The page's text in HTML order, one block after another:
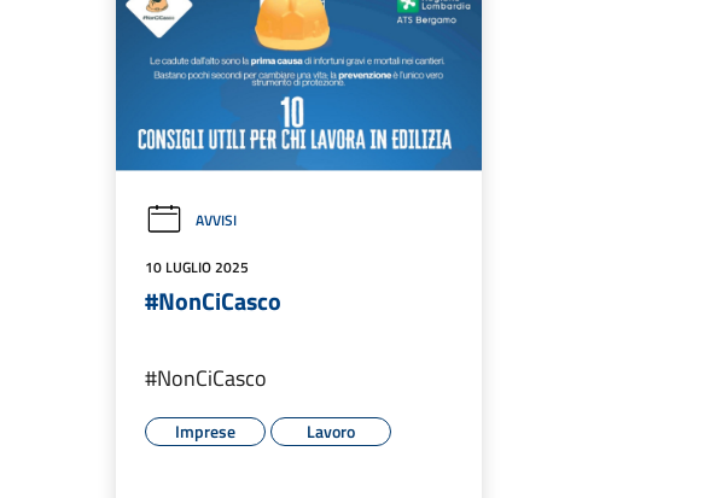
AVVISI
10 LUGLIO 2025
#NonCiCasco
#NonCiCasco
Imprese Lavoro